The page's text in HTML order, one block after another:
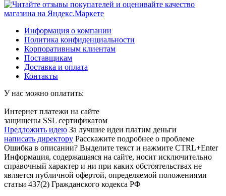
Информация о компании
Политика конфиденциальности
Корпоративным клиентам
Поставщикам
Доставка и оплата
Контакты
У нас можно оплатить:
Интернет платежи на сайте
защищены SSL сертификатом
Предложить идею За лучшие идеи платим деньги
написать директору Расскажите подробнее о проблеме
Ошибка в описании? Выделите текст и нажмите CTRL+Enter
Информация, содержащаяся на сайте, носит исключительно
справочный характер и ни при каких обстоятельствах не
является публичной офертой, определяемой положениями
статьи 437(2) Гражданского кодекса РФ